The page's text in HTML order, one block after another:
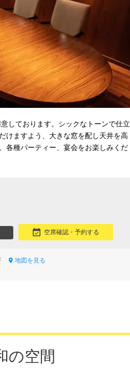
しております。シックなトーンで仕立
けますよう、大きな窓を配し天井を高
各種パーティー、宴会をお楽しみくだ
空席確認・予約する
地図を見る
の空間